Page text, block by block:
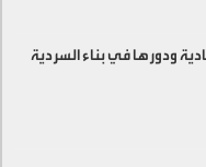
ودورها في بناء السردية